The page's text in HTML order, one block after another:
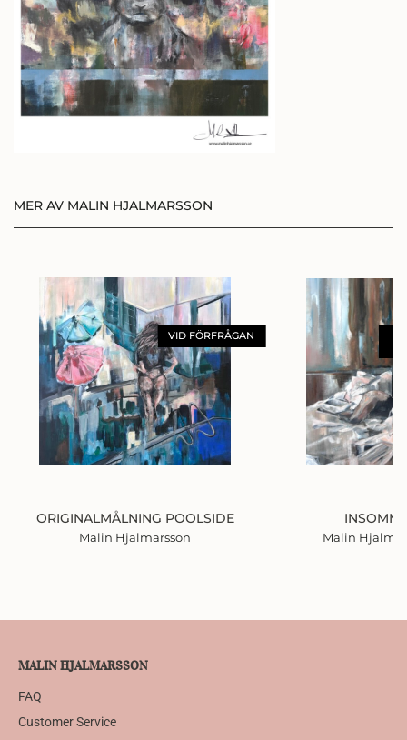
MER AV MALIN HJALMARSSON
VID FÖRFRÅGAN
ORIGINALMÅLNING POOLSIDE
Malin Hjalmarsson Malin
MALIN HJALMARSSON
FAQ
Customer Service
BLI MEDLEM
LOGGA IN